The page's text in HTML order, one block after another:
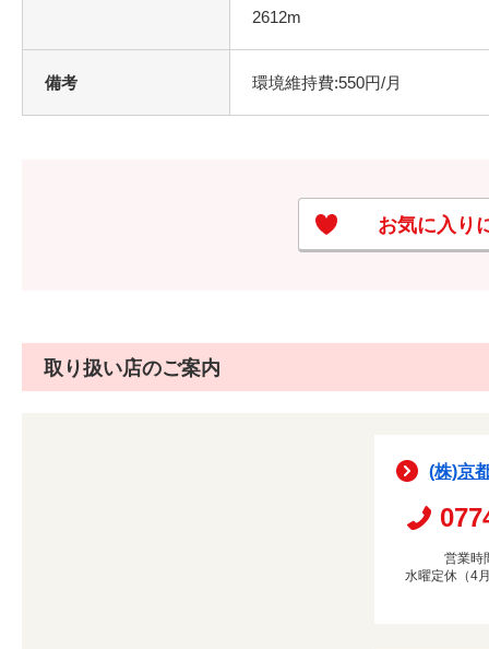
2612m
備考 環境維持費:550円/月
お気に入り
取り扱い店のご案内
(株)京
営業時
水曜定休（4